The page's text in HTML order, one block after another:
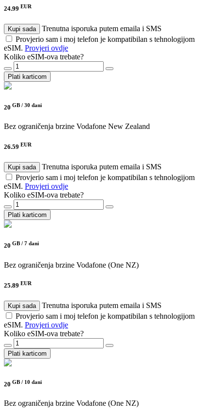
24.99 EUR
Kupi sada
Trenutna isporuka putem emaila i SMS
Provjerio sam i moj telefon je kompatibilan s tehnologijom
eSIM. Provjeri ovdje
Koliko eSIM-ova trebate?
Plati karticom
20 GB / 30 dani
Bez ograničenja brzine Vodafone New Zealand
26.59 EUR
Kupi sada
Trenutna isporuka putem emaila i SMS
Provjerio sam i moj telefon je kompatibilan s tehnologijom
eSIM. Provjeri ovdje
Koliko eSIM-ova trebate?
Plati karticom
20 GB / 7 dani
Bez ograničenja brzine Vodafone (One NZ)
25.89 EUR
Kupi sada
Trenutna isporuka putem emaila i SMS
Provjerio sam i moj telefon je kompatibilan s tehnologijom
eSIM. Provjeri ovdje
Koliko eSIM-ova trebate?
Plati karticom
20 GB / 10 dani
Bez ograničenja brzine Vodafone (One NZ)